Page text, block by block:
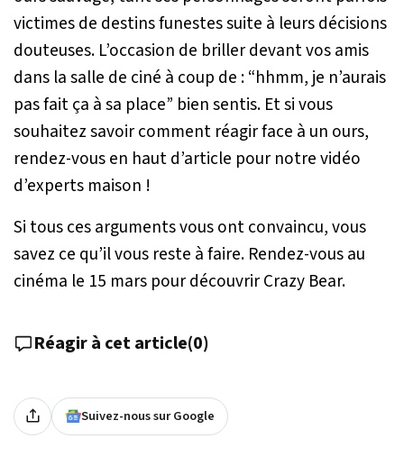
victimes de destins funestes suite à leurs décisions
douteuses. L’occasion de briller devant vos amis
dans la salle de ciné à coup de : “hhmm, je n’aurais
pas fait ça à sa place” bien sentis. Et si vous
souhaitez savoir comment réagir face à un ours,
rendez-vous en haut d’article pour notre vidéo
d’experts maison !
Si tous ces arguments vous ont convaincu, vous
savez ce qu’il vous reste à faire. Rendez-vous au
cinéma le 15 mars pour découvrir Crazy Bear.
Réagir à cet article(0)
Suivez-nous sur Google